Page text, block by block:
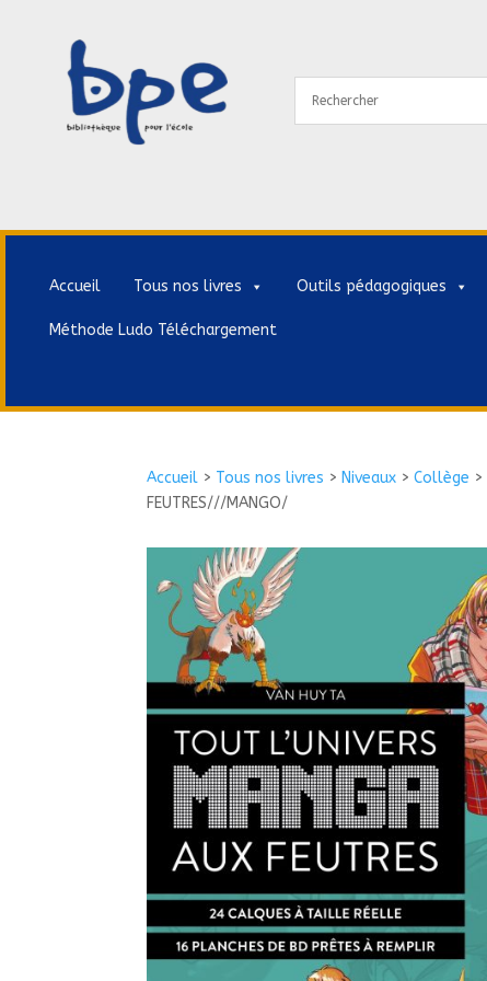
Accueil Tous nos livres Outils pédagogiques
Méthode Ludo Téléchargement
Accueil > Tous nos livres > Niveaux >Collège >
FEUTRES///MANGO/